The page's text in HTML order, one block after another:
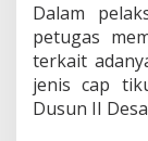
Dalam
petugas
terkait
jenis cap
Dusun II